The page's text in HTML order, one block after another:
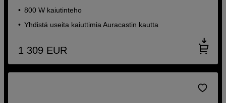
800 W kaiutinteho
Yhdistä useita kaiuttimia Auracastin kautta
1 309 EUR